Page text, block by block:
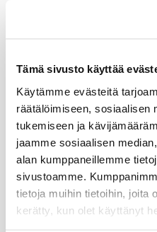
Tämä sivusto käyttää
Käytämme evästeitä
räätälöimiseen, sosiaalisen
tukemiseen ja
jaamme sosiaalisen
alan kumppaneillemme
sivustoamme.
tietoja muihin tietoihin, joita
kerätty, kun olet käyttänyt
Lisäosat ja tarvikkeet
LTE Reitittimet
USB-C Johdot
USB-C lisälaitteet
Ryhmävideopalvelu
Suojakuoret
Varaosat